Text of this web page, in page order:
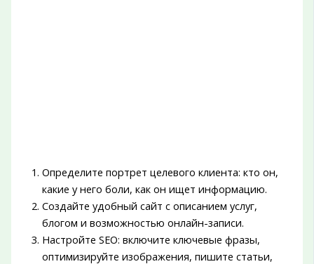
Определите портрет целевого клиента: кто он,
какие у него боли, как он ищет информацию.
Создайте удобный сайт с описанием услуг,
блогом и возможностью онлайн-записи.
Настройте SEO: включите ключевые фразы,
оптимизируйте изображения, пишите статьи,